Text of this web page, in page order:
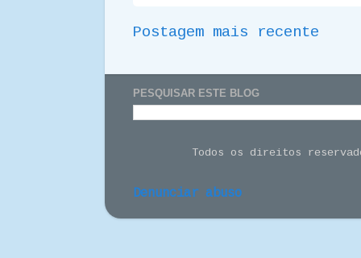
Postagem mais recente
PESQUISAR ESTE BLOG
Todos os direitos
Denunciar abuso